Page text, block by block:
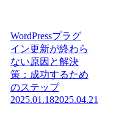
WordPressプラグ
イン更新が終わら
ない原因と解決
策：成功するため
のステップ
2025.01.182025.04.21